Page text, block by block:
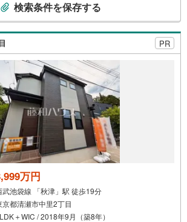
をボタンからご予約ください。
検索条件を保存する
PR
万円
武池袋線 「秋津」駅 徒歩19分
京都清瀬市中里2丁目
＋WIC / 2018年9月（築8年）